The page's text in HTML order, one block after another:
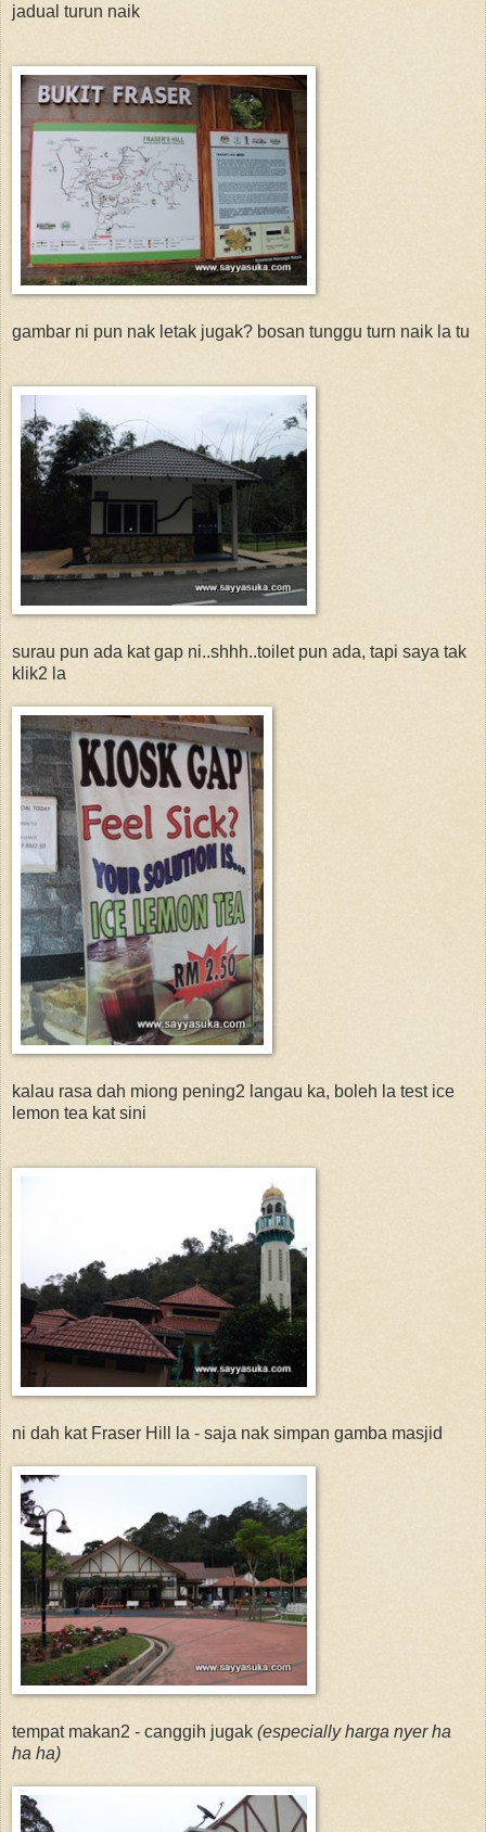
jadual turun naik
gambar ni pun nak letak jugak? bosan tunggu turn naik la tu
surau pun ada kat gap ni..shhh..toilet pun ada, tapi saya tak
klik2 la
kalau rasa dah miong pening2 langau ka, boleh la test ice
lemon tea kat sini
ni dah kat Fraser Hill la - saja nak simpan gamba masjid
tempat makan2 - canggih jugak (especially harga nyer ha
ha ha)